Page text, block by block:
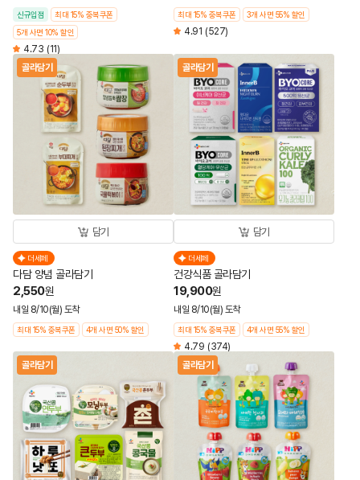
신규입점
최대 15% 중복쿠폰
5개 사면 10% 할인
4.73 (11)
최대 15% 중복쿠폰 3개 사면 55% 할인
4.91 (527)
골라담기
담기
더세페
다담 양념 골라담기
2,550원
내일 8/10(월) 도착
최대 15% 중복쿠폰 4개 사면 50% 할인
골라담기
담기
더세페
건강식품 골라담기
19,900원
내일 8/10(월) 도착
최대 15% 중복쿠폰 4개 사면 55% 할인
4.79 (374)
골라담기
골라담기